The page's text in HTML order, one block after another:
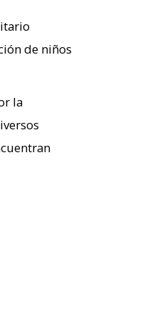
de niños
la